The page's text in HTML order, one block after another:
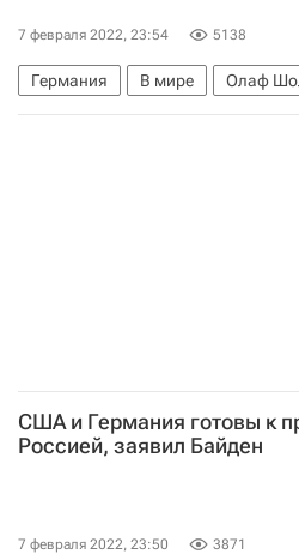
7 февраля 2022, 23:54 5138
Германия В мире Олаф
США и Германия готовы к
Россией, заявил Байден
7 февраля 2022, 23:50 3871